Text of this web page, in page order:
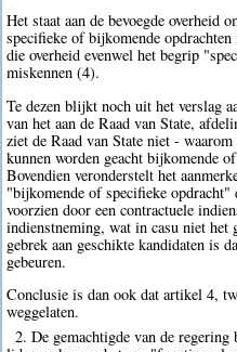
Het staat aan de bevoegde overheid
specifieke of bijkomende
die overheid evenwel het begrip
miskennen (4).
Te dezen blijkt noch uit het verslag
van het aan de Raad van State,
ziet de Raad van State niet -
kunnen worden geacht bijkomende
Bovendien veronderstelt het
"bijkomende of specifieke
voorzien door een contractuele
indienstneming, wat in casu niet het
gebrek aan geschikte kandidaten is
gebeuren.
Conclusie is dan ook dat artikel 4,
weggelaten.
2. De gemachtigde van de